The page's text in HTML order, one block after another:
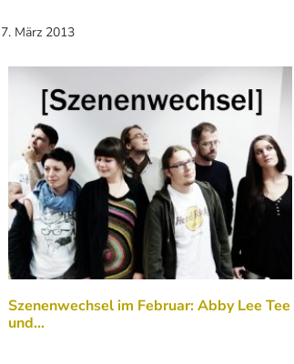
7. März 2013
Szenenwechsel im Februar: Abby Lee Tee
und…